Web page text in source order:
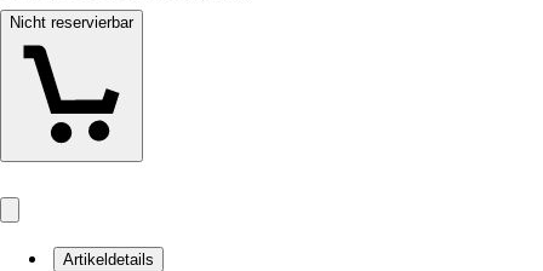
Nicht reservierbar
Artikeldetails